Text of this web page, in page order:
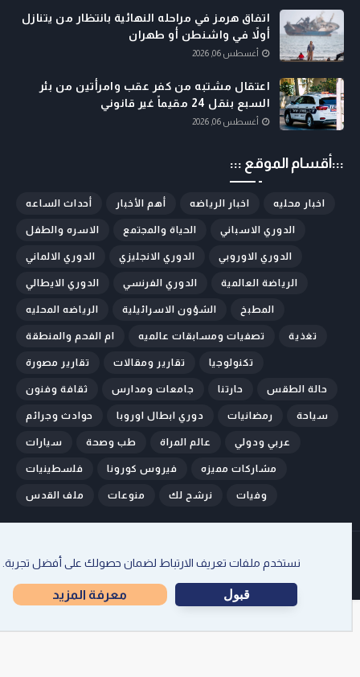
اتفاق هرمز في مراحله النهائية بانتظار من يتنازل
أولاً في واشنطن أو طهران
أغسطس 06, 2026
اعتقال مشتبه من كفر عقب وامرأتين من بئر
السبع بنقل 24 مقيماً غير قانوني
أغسطس 06, 2026
:::أقسام الموقع :::
أحداث الساعه أهم الأخبار اخبار الرياضه اخبار محليه
الاسره والطفل الحياة والمجتمع الدوري الاسباني
الدوري الالماني الدوري الانجليزي الدوري الاوروبي
الدوري الايطالي الدوري الفرنسي الرياضة العالمية
الرياضه المحليه الشؤون الاسرائيلية المطبخ
ام الفحم والمنطقة تصفيات ومسابقات عالميه تغذية
تقارير مصورة تقارير ومقالات تكنولوجيا
ثقافة وفنون جامعات ومدارس حارتنا حالة الطقس
حوادث وجرائم دوري ابطال اوروبا رمضانيات سياحة
سيارات طب وصحة عالم المراة عربي ودولي
فلسطينيات فيروس كورونا مشاركات مميزه
ملف القدس منوعات نرشح لك وفيات
سياسة الخصوصية
نستخدم ملفات تعريف الارتباط لضمان حصولك على أفضل تجربة.
قبول معرفة المزيد